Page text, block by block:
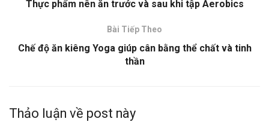
Thực phẩm nên ăn trước và sau khi tập Aerobics
Bài Tiếp Theo
Chế độ ăn kiêng Yoga giúp cân bằng thể chất và tinh
thần
Thảo luận về post này